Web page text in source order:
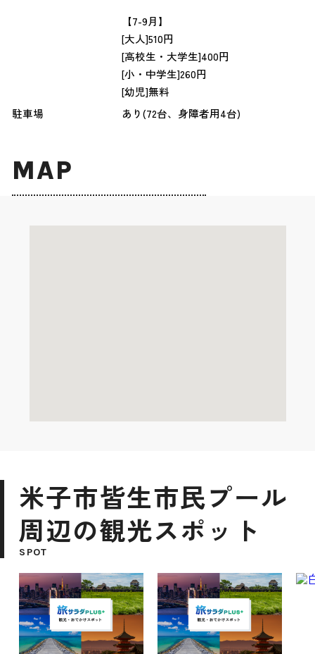
【7-9月】
[大人]510円
[高校生・大学生]400円
[小・中学生]260円
[幼児]無料
駐車場
あり(72台、身障者用4台)
MAP
米子市皆生市民プール
周辺の観光スポット
SPOT